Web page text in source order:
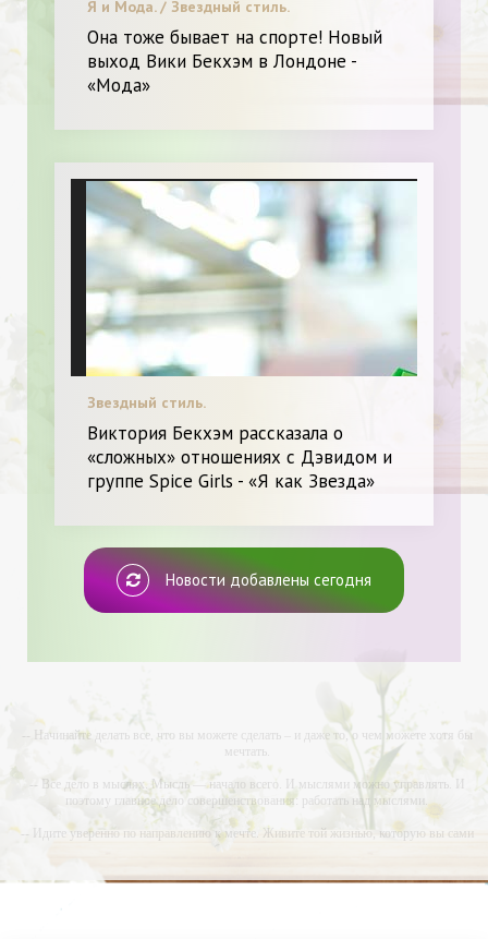
Я и Мода. / Звездный стиль.
Она тоже бывает на спорте! Новый
выход Вики Бекхэм в Лондоне -
«Мода»
Звездный стиль.
Виктория Бекхэм рассказала о
«сложных» отношениях с Дэвидом и
группе Spice Girls - «Я как Звезда»
Новости добавлены сегодня
-- Начинайте делать все, что вы можете сделать – и даже то, о чем можете хотя бы
мечтать.
-- Все дело в мыслях. Мысль — начало всего. И мыслями можно управлять. И
поэтому главное дело совершенствования: работать над мыслями.
-- Идите уверенно по направлению к мечте. Живите той жизнью, которую вы сами
себе придумали.
-- Самое большое богатство — это ум. Самая большая нищета — глупость. Из всех